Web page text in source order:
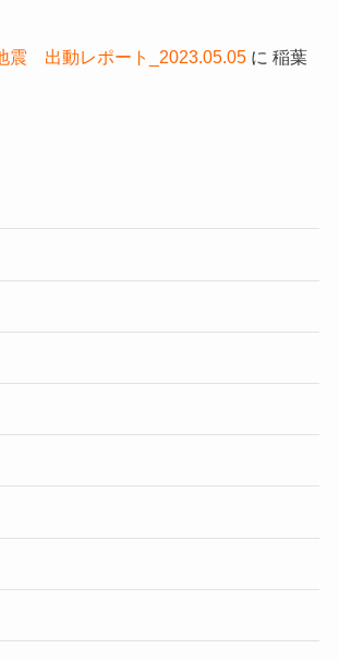
震 出動レポート_2023.05.05に 稲葉